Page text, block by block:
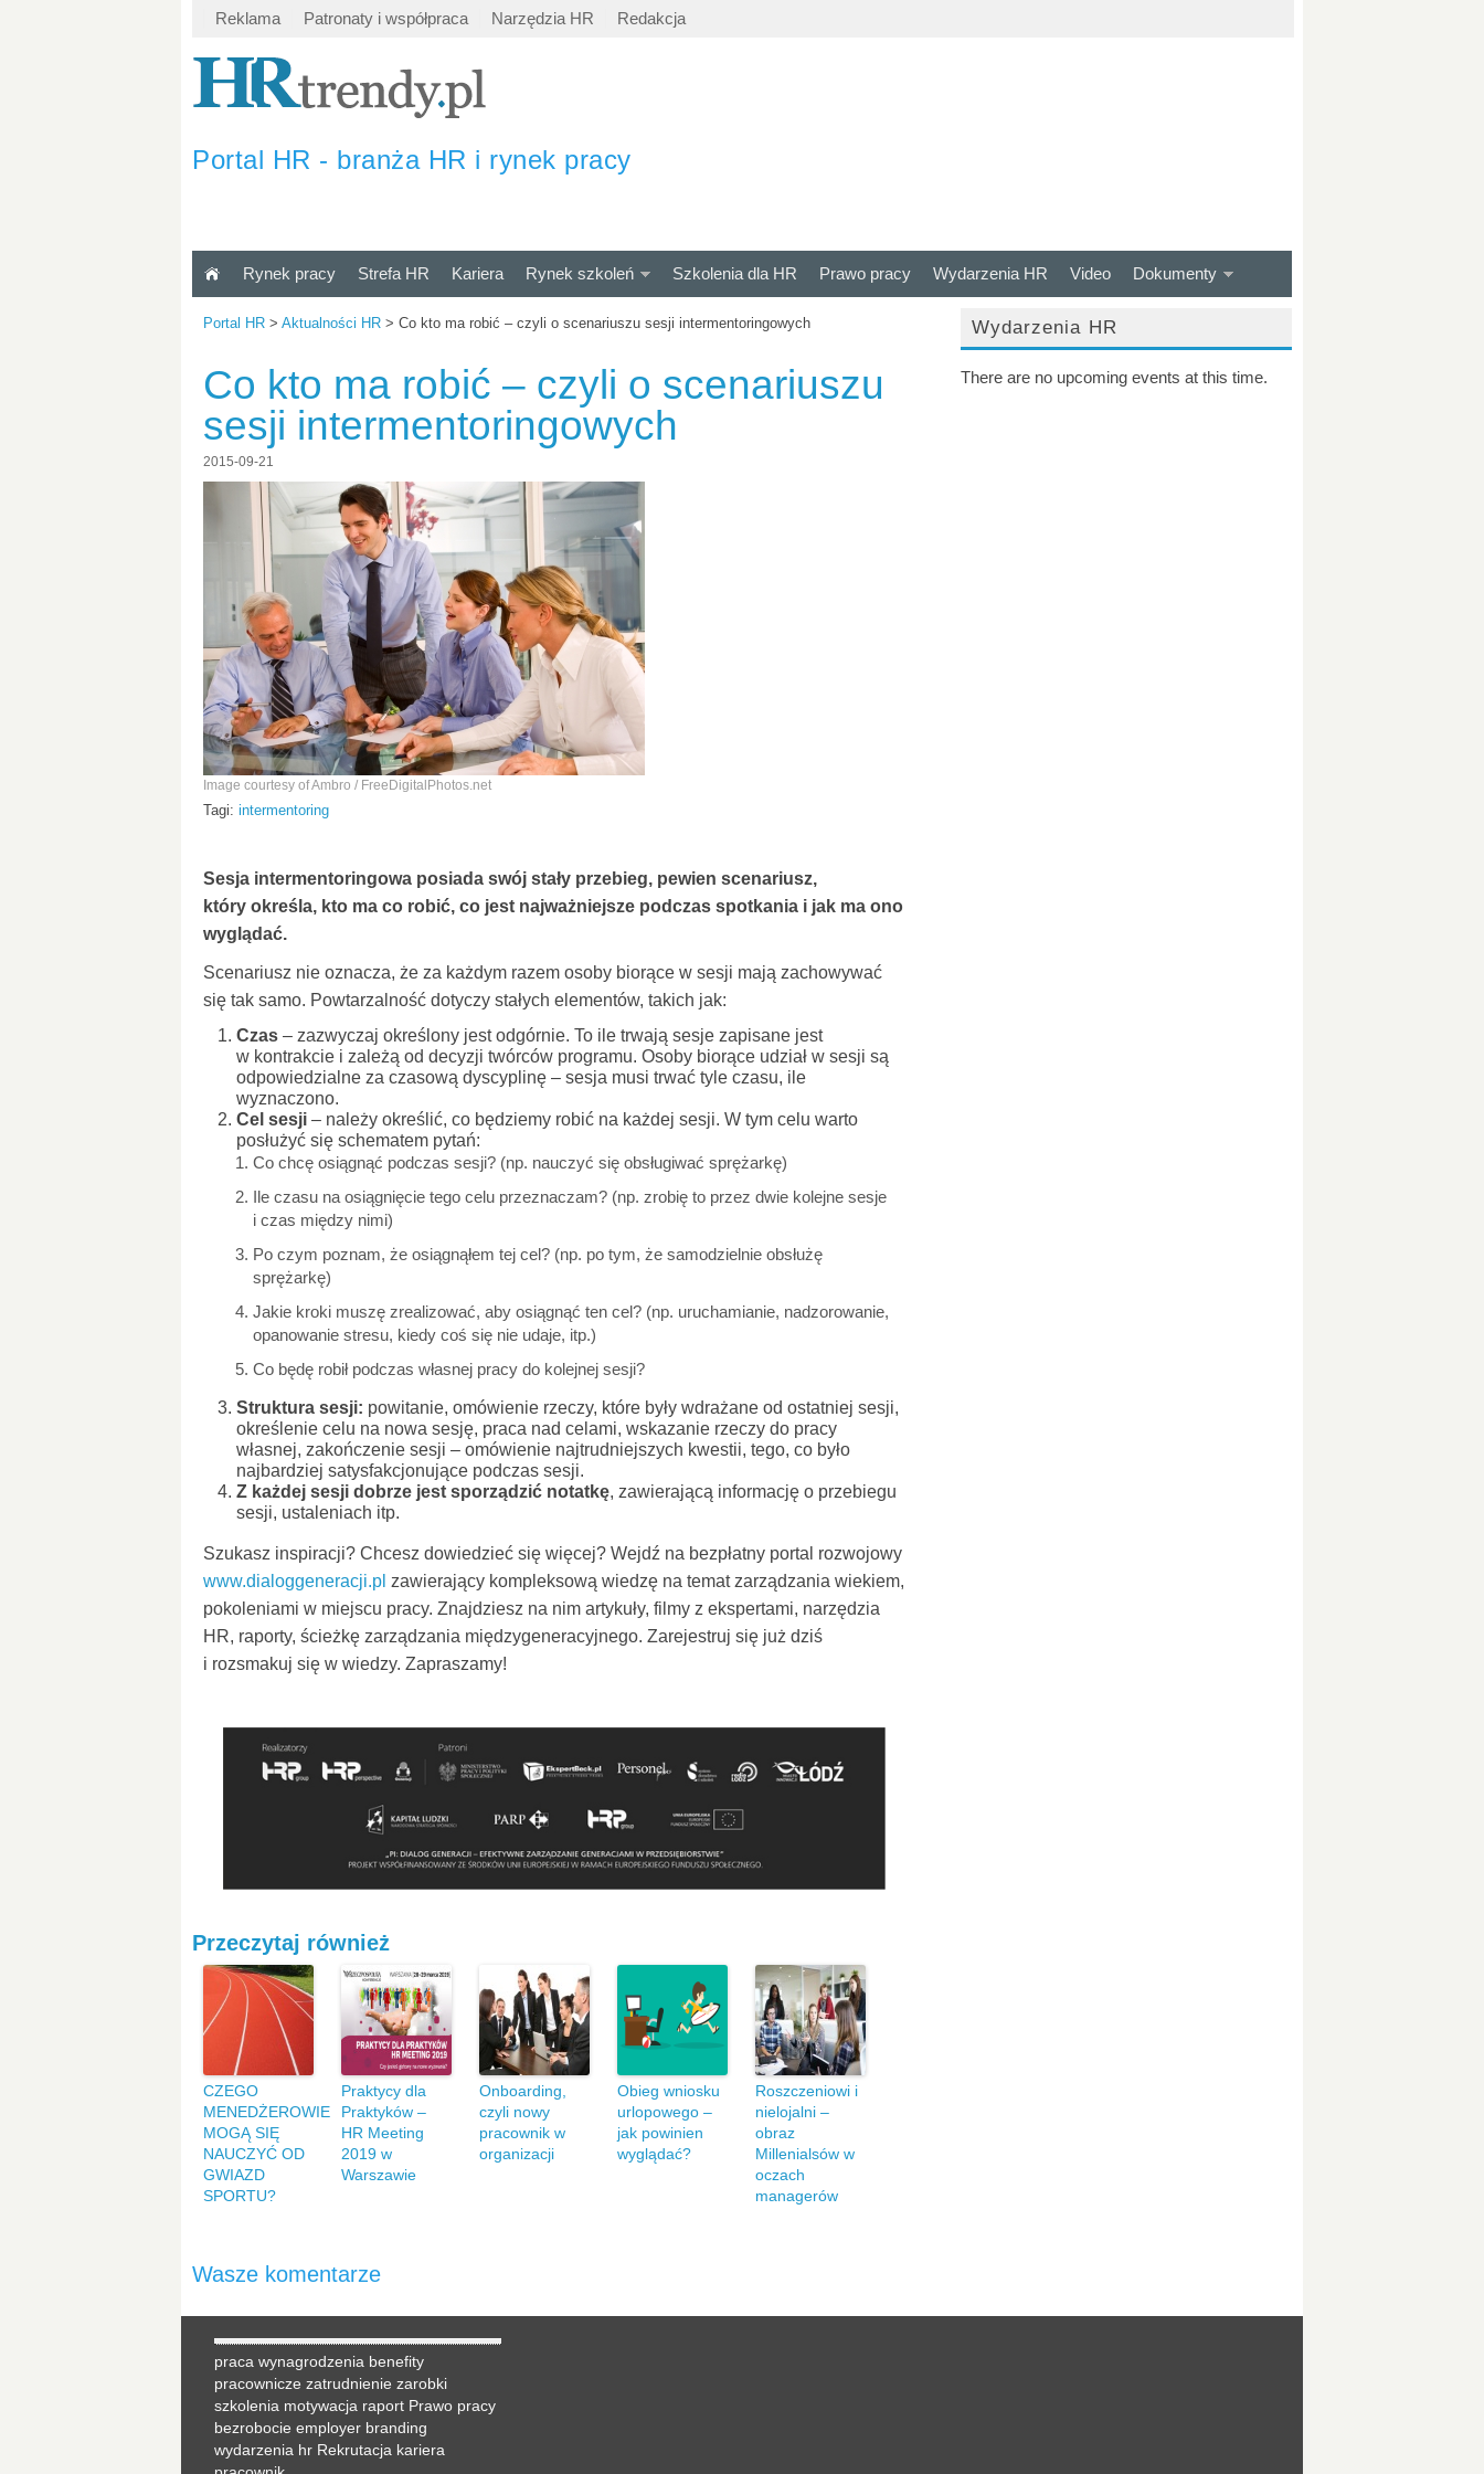
Reklama Patronaty i współpraca Narzędzia HR Redakcja
Portal HR - branża HR i rynek pracy
Rynek pracy Strefa HR Kariera Rynek szkoleń Szkolenia dla HR Prawo pracy Wydarzenia HR Video Dokumenty
Portal HR > Aktualności HR > Co kto ma robić – czyli o scenariuszu sesji intermentoringowych
Co kto ma robić – czyli o scenariuszu
sesji intermentoringowych
2015-09-21
Image courtesy of Ambro / FreeDigitalPhotos.net
Tagi: intermentoring
Sesja intermentoringowa posiada swój stały przebieg, pewien scenariusz,
który określa, kto ma co robić, co jest najważniejsze podczas spotkania i jak ma ono
wyglądać.
Scenariusz nie oznacza, że za każdym razem osoby biorące w sesji mają zachowywać
się tak samo. Powtarzalność dotyczy stałych elementów, takich jak:
Czas – zazwyczaj określony jest odgórnie. To ile trwają sesje zapisane jest
w kontrakcie i zależą od decyzji twórców programu. Osoby biorące udział w sesji są
odpowiedzialne za czasową dyscyplinę – sesja musi trwać tyle czasu, ile
wyznaczono.
Cel sesji – należy określić, co będziemy robić na każdej sesji. W tym celu warto
posłużyć się schematem pytań:
Co chcę osiągnąć podczas sesji? (np. nauczyć się obsługiwać sprężarkę)
Ile czasu na osiągnięcie tego celu przeznaczam? (np. zrobię to przez dwie kolejne sesje
i czas między nimi)
Po czym poznam, że osiągnąłem tej cel? (np. po tym, że samodzielnie obsłużę
sprężarkę)
Jakie kroki muszę zrealizować, aby osiągnąć ten cel? (np. uruchamianie, nadzorowanie,
opanowanie stresu, kiedy coś się nie udaje, itp.)
Co będę robił podczas własnej pracy do kolejnej sesji?
Struktura sesji: powitanie, omówienie rzeczy, które były wdrażane od ostatniej sesji,
określenie celu na nowa sesję, praca nad celami, wskazanie rzeczy do pracy
własnej, zakończenie sesji – omówienie najtrudniejszych kwestii, tego, co było
najbardziej satysfakcjonujące podczas sesji.
Z każdej sesji dobrze jest sporządzić notatkę, zawierającą informację o przebiegu
sesji, ustaleniach itp.
Szukasz inspiracji? Chcesz dowiedzieć się więcej? Wejdź na bezpłatny portal rozwojowy
www.dialoggeneracji.pl zawierający kompleksową wiedzę na temat zarządzania wiekiem,
pokoleniami w miejscu pracy. Znajdziesz na nim artykuły, filmy z ekspertami, narzędzia
HR, raporty, ścieżkę zarządzania międzygeneracyjnego. Zarejestruj się już dziś
i rozsmakuj się w wiedzy. Zapraszamy!
Przeczytaj również
CZEGO
MENEDŻEROWIE
MOGĄ SIĘ
NAUCZYĆ OD
GWIAZD
SPORTU?
Praktycy dla
Praktyków –
HR Meeting
2019 w
Warszawie
Onboarding,
czyli nowy
pracownik w
organizacji
Obieg wniosku
urlopowego –
jak powinien
wyglądać?
Roszczeniowi i
nielojalni –
obraz
Millenialsów w
oczach
managerów
Wasze komentarze
Wydarzenia HR
There are no upcoming events at this time.
praca wynagrodzenia benefity
pracownicze zatrudnienie zarobki
szkolenia motywacja raport Prawo pracy
bezrobocie employer branding
wydarzenia hr Rekrutacja kariera